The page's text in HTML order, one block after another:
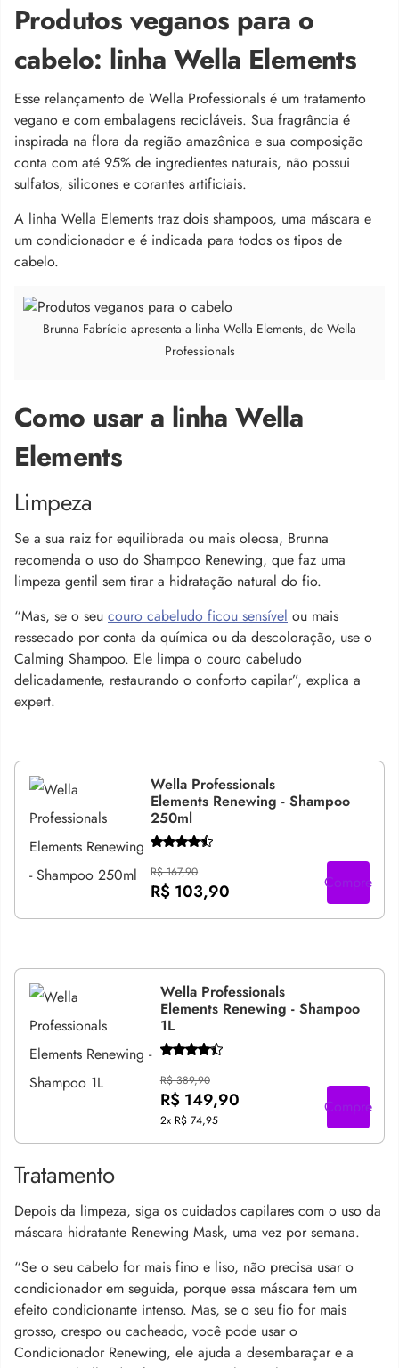
Produtos veganos para o
cabelo: linha Wella Elements
Esse relançamento de Wella Professionals é um tratamento
vegano e com embalagens recicláveis. Sua fragrância é
inspirada na flora da região amazônica e sua composição
conta com até 95% de ingredientes naturais, não possui
sulfatos, silicones e corantes artificiais.
A linha Wella Elements traz dois shampoos, uma máscara e
um condicionador e é indicada para todos os tipos de
cabelo.
Brunna Fabrício apresenta a linha Wella Elements, de Wella
Professionals
Como usar a linha Wella
Elements
Limpeza
Se a sua raiz for equilibrada ou mais oleosa, Brunna
recomenda o uso do Shampoo Renewing, que faz uma
limpeza gentil sem tirar a hidratação natural do fio.
“Mas, se o seu couro cabeludo ficou sensível ou mais
ressecado por conta da química ou da descoloração, use o
Calming Shampoo. Ele limpa o couro cabeludo
delicadamente, restaurando o conforto capilar”, explica a
expert.
Wella Professionals
Elements Renewing - Shampoo
250ml
R$ 167,90
R$ 103,90 Compre
Wella Professionals
Elements Renewing - Shampoo
1L
R$ 389,90
R$ 149,90
2x R$ 74,95
Compre
Tratamento
Depois da limpeza, siga os cuidados capilares com o uso da
máscara hidratante Renewing Mask, uma vez por semana.
“Se o seu cabelo for mais fino e liso, não precisa usar o
condicionador em seguida, porque essa máscara tem um
efeito condicionante intenso. Mas, se o seu fio for mais
grosso, crespo ou cacheado, você pode usar o
Condicionador Renewing, ele ajuda a desembaraçar e a